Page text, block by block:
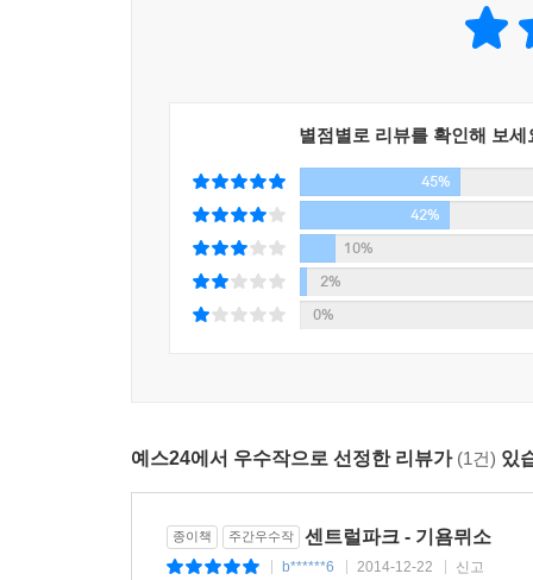
악마가 부리는 술수 가운데에서 가장 뛰어난 묘
수술이 끝나고 나자 머저리 같은 의사가 나에게
칼날의 치명적인 공격을 피할 수 있었다는 것이
그 말을 듣는 순간 나는 몸부림을 치며 내 몸에 연
정제를 맞고 잠잠해진 사이 상처를 봉합하고, 장
멍청한 담당 의사는 훗날 자궁을 보존하는데
맙소사! 도대체 누가 내 몸에 이런 걸 심어놨을까?
이마에 땀이 송골송골 맺혔다.
주인공 알리스가 그처럼 비극적인 인물로 그려졌
그렇지만 기욤 뮈소는 항상 예측불허의 해법으로
알리스를 주인공으로 내세워 본격적인 스릴러
저지르면서까지 딸을 보호하려는 아버지, 위기에
기욤 뮈소는 가장 절망적인 순간을 희망으로
메시지를 전하고 있다. 인간은 단 한번 눈빛이
알리스를 처음 본 가브리엘은 운명의 종이 세
우연이 아니다. 가브리엘 역시 알리스처럼 끔찍
채우는 절절한 사랑 이야기는 씨줄이다. 기욤 뮈
번번이 암초를 만나게 된다. 기발한 아이디어와
기욤 뮈소가 개연성을 확보해나가는 방법은 누
별점별로 리뷰를 확인해 보세
45%
42%
10%
2%
0%
예스24에서 우수작으로 선정한 리뷰가 (1건) 있
종이책 주간우수작 센트럴파크 - 기욤뮈소
b******6 2014-12-22 신고